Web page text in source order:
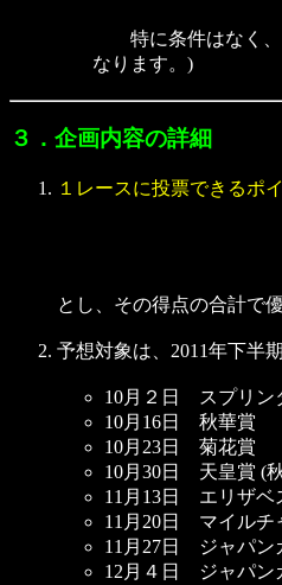
特に条件はなく、
なります。)
３．企画内容の詳細
１レースに投票できるポ
とし、その得点の合計で
予想対象は、2011年下半
10月２日 スプリン
10月16日 秋華賞
10月23日 菊花賞
10月30日 天皇賞 (
11月13日 エリザベ
11月20日 マイルチ
11月27日 ジャパン
12月４日 ジャパン